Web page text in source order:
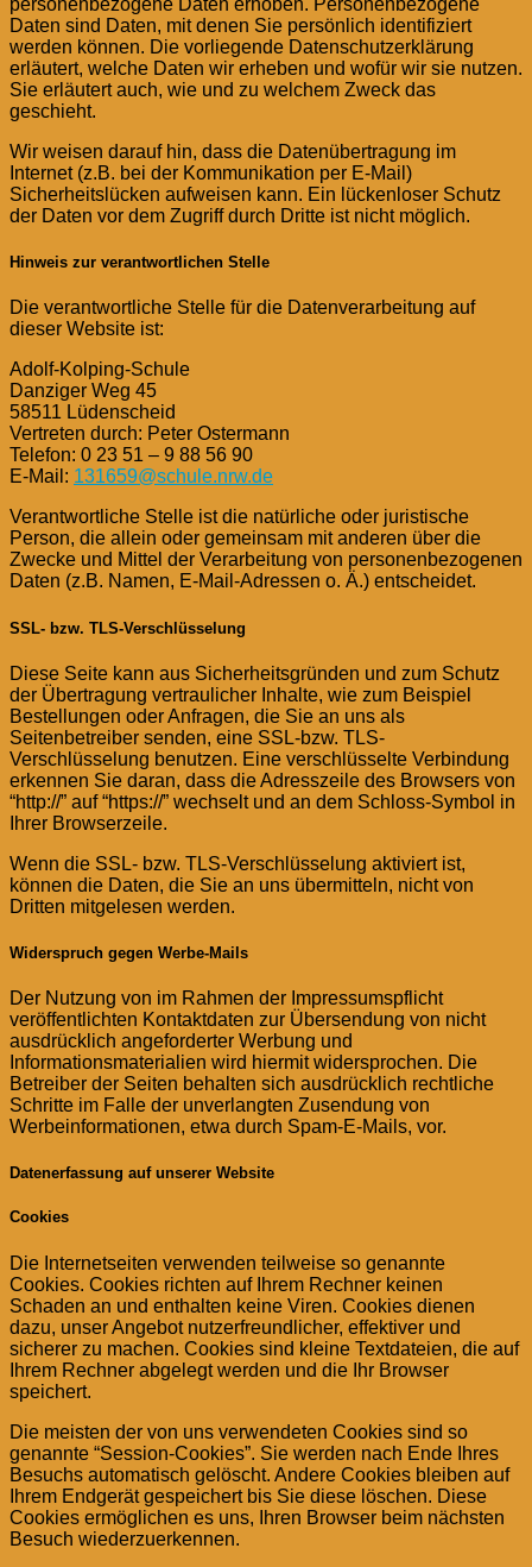
personenbezogene Daten erhoben. Personenbezogene
Daten sind Daten, mit denen Sie persönlich identifiziert
werden können. Die vorliegende Datenschutzerklärung
erläutert, welche Daten wir erheben und wofür wir sie nutzen.
Sie erläutert auch, wie und zu welchem Zweck das
geschieht.
Wir weisen darauf hin, dass die Datenübertragung im
Internet (z.B. bei der Kommunikation per E-Mail)
Sicherheitslücken aufweisen kann. Ein lückenloser Schutz
der Daten vor dem Zugriff durch Dritte ist nicht möglich.
Hinweis zur verantwortlichen Stelle
Die verantwortliche Stelle für die Datenverarbeitung auf
dieser Website ist:
Adolf-Kolping-Schule
Danziger Weg 45
58511 Lüdenscheid
Vertreten durch: Peter Ostermann
Telefon: 0 23 51 – 9 88 56 90
E-Mail: 131659@schule.nrw.de
Verantwortliche Stelle ist die natürliche oder juristische
Person, die allein oder gemeinsam mit anderen über die
Zwecke und Mittel der Verarbeitung von personenbezogenen
Daten (z.B. Namen, E-Mail-Adressen o. Ä.) entscheidet.
SSL- bzw. TLS-Verschlüsselung
Diese Seite kann aus Sicherheitsgründen und zum Schutz
der Übertragung vertraulicher Inhalte, wie zum Beispiel
Bestellungen oder Anfragen, die Sie an uns als
Seitenbetreiber senden, eine SSL-bzw. TLS-
Verschlüsselung benutzen. Eine verschlüsselte Verbindung
erkennen Sie daran, dass die Adresszeile des Browsers von
“http://” auf “https://” wechselt und an dem Schloss-Symbol in
Ihrer Browserzeile.
Wenn die SSL- bzw. TLS-Verschlüsselung aktiviert ist,
können die Daten, die Sie an uns übermitteln, nicht von
Dritten mitgelesen werden.
Widerspruch gegen Werbe-Mails
Der Nutzung von im Rahmen der Impressumspflicht
veröffentlichten Kontaktdaten zur Übersendung von nicht
ausdrücklich angeforderter Werbung und
Informationsmaterialien wird hiermit widersprochen. Die
Betreiber der Seiten behalten sich ausdrücklich rechtliche
Schritte im Falle der unverlangten Zusendung von
Werbeinformationen, etwa durch Spam-E-Mails, vor.
Datenerfassung auf unserer Website
Cookies
Die Internetseiten verwenden teilweise so genannte
Cookies. Cookies richten auf Ihrem Rechner keinen
Schaden an und enthalten keine Viren. Cookies dienen
dazu, unser Angebot nutzerfreundlicher, effektiver und
sicherer zu machen. Cookies sind kleine Textdateien, die auf
Ihrem Rechner abgelegt werden und die Ihr Browser
speichert.
Die meisten der von uns verwendeten Cookies sind so
genannte “Session-Cookies”. Sie werden nach Ende Ihres
Besuchs automatisch gelöscht. Andere Cookies bleiben auf
Ihrem Endgerät gespeichert bis Sie diese löschen. Diese
Cookies ermöglichen es uns, Ihren Browser beim nächsten
Besuch wiederzuerkennen.